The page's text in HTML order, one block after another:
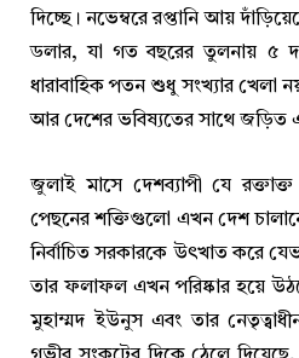
দিচ্ছে। নভেম্বরে রপ্তানি আয়
ডলার, যা গত বছরের তুলনায় ৫
ধারাবাহিক পতন শুধু সংখ্যার খেলা
আর দেশের ভবিষ্যতের সাথে জড়িত
জুলাই মাসে দেশব্যাপী যে
পেছনের শক্তিগুলো এখন দেশ
নির্বাচিত সরকারকে উৎখাত করে
তার ফলাফল এখন পরিষ্কার হয়ে
মুহাম্মদ ইউনুস এবং তার নেতৃত্বাধীন